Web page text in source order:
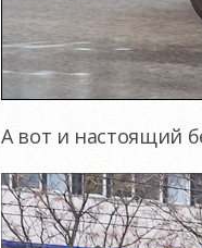
А вот и настоящий